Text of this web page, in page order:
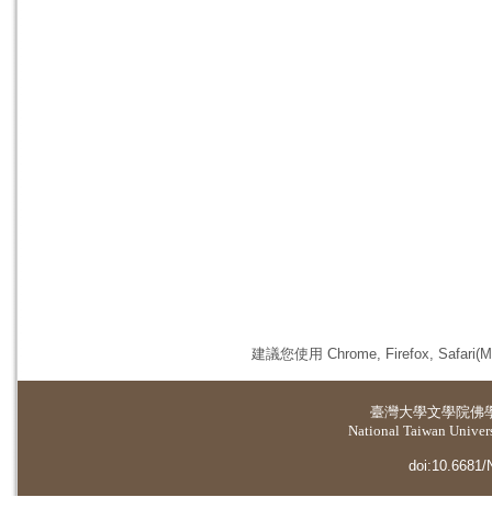
建議您使用 Chrome, Firefox,
臺灣大學文學院佛
National Taiwan
doi:10.6681/